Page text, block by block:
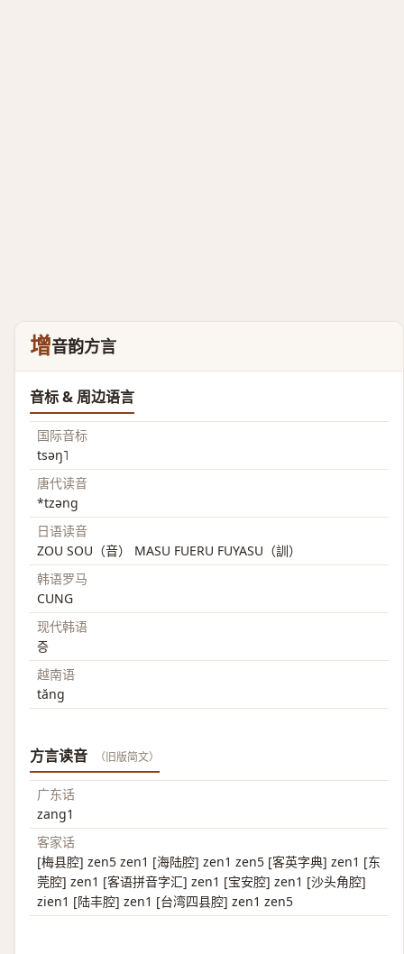
增音韵方言
音标 & 周边语言
国际音标
tsəŋ˥
唐代读音
*tzəng
日语读音
ZOU SOU（音） MASU FUERU FUYASU（訓）
韩语罗马
CUNG
现代韩语
증
越南语
tăng
方言读音 （旧版简文）
广东话
zang1
客家话
[梅县腔] zen5 zen1 [海陆腔] zen1 zen5 [客英字典] zen1 [东
莞腔] zen1 [客语拼音字汇] zen1 [宝安腔] zen1 [沙头角腔]
zien1 [陆丰腔] zen1 [台湾四县腔] zen1 zen5